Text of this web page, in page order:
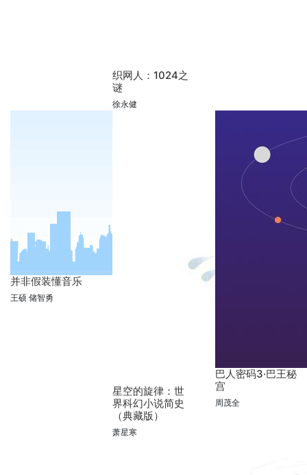
织网人：1024之
谜
徐永健
并非假装懂音乐
王硕 储智勇
星空的旋律：世
界科幻小说简史
（典藏版）
萧星寒
巴人密码3·巴王秘
宫
周茂全